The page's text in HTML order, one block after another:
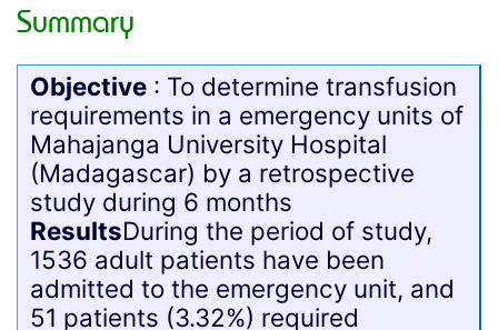
Summary
Objective : To determine transfusion
requirements in a emergency units of
Mahajanga University Hospital
(Madagascar) by a retrospective
study during 6 months
ResultsDuring the period of study,
1536 adult patients have been
admitted to the emergency unit, and
51 patients (3.32%) required